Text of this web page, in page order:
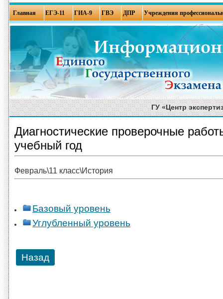
Главная ЕГЭ-11 ГИА-9 ГВЭ ДПР Учреждения
ГУ «Центр
Диагностические проверочные
учебный год
Февраль\11 класс\История
Базовый уровень
Углубленный уровень
Назад